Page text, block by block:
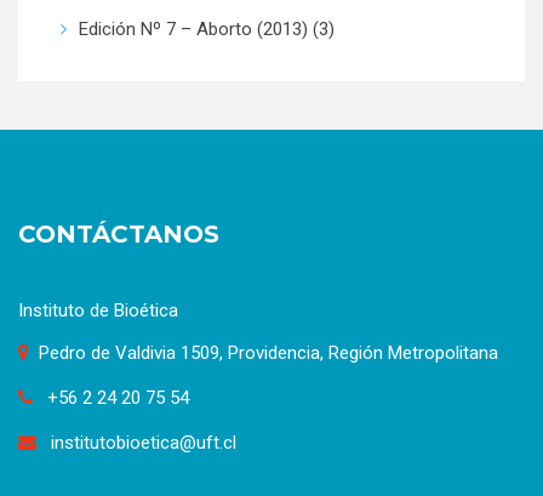
Edición Nº 7 – Aborto (2013) (3)
CONTÁCTANOS
Instituto de Bioética
Pedro de Valdivia 1509, Providencia, Región Metropolitana
+56 2 24 20 75 54
institutobioetica@uft.cl